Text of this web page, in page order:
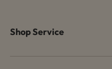
Shop Service